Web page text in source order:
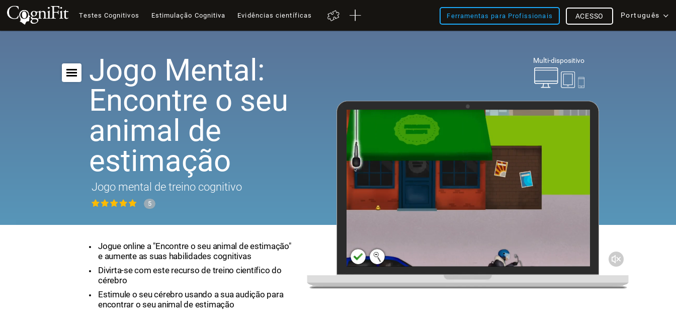
Testes Cognitivos Estimulação Cognitiva Evidências científicas Ferramentas para Profissionais Português
ACESSO
Multi-dispositivo
Jogo Mental:
Encontre o seu
animal de
estimação
Jogo mental de treino cognitivo
5
Jogue online a "Encontre o seu animal de estimação"
e aumente as suas habilidades cognitivas
Divirta-se com este recurso de treino científico do
cérebro
Estimule o seu cérebro usando a sua audição para
encontrar o seu animal de estimação